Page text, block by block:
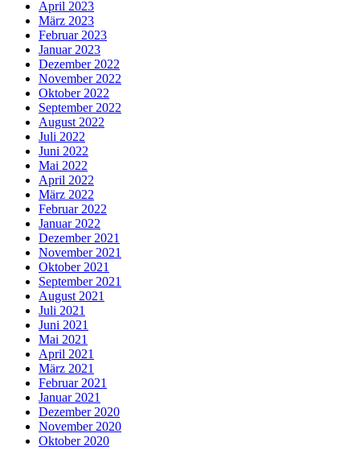
April 2023
März 2023
Februar 2023
Januar 2023
Dezember 2022
November 2022
Oktober 2022
September 2022
August 2022
Juli 2022
Juni 2022
Mai 2022
April 2022
März 2022
Februar 2022
Januar 2022
Dezember 2021
November 2021
Oktober 2021
September 2021
August 2021
Juli 2021
Juni 2021
Mai 2021
April 2021
März 2021
Februar 2021
Januar 2021
Dezember 2020
November 2020
Oktober 2020